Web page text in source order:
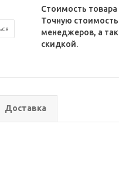
Стоимость
Точную
менеджеров, а
скидкой.
Доставка